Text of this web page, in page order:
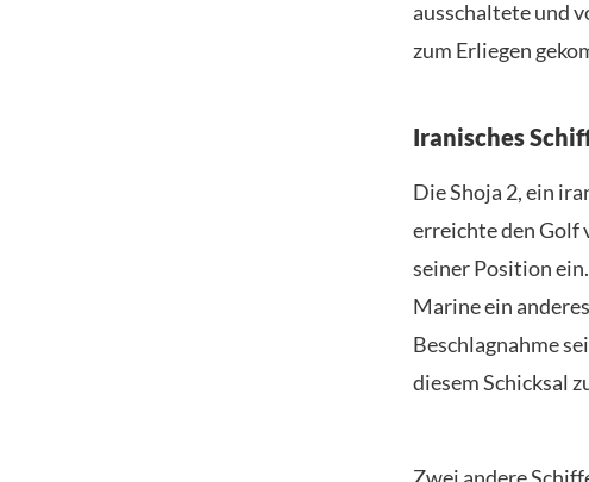
ausschaltete und
zum Erliegen
Iranisches
Die Shoja 2, ein
erreichte den Golf
seiner Position
Marine ein
Beschlagnahme
diesem Schicksal